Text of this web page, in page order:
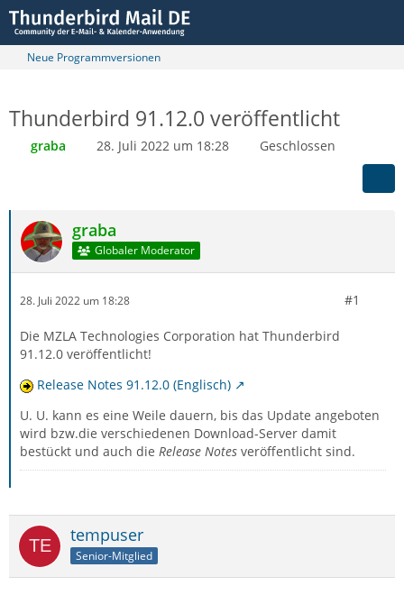
Neue Programmversionen
Thunderbird 91.12.0 veröffentlicht
graba 28. Juli 2022 um 18:28 Geschlossen
graba
Globaler Moderator
28. Juli 2022 um 18:28 #1
Die MZLA Technologies Corporation hat Thunderbird
91.12.0 veröffentlicht!
Release Notes 91.12.0 (Englisch)
U. U. kann es eine Weile dauern, bis das Update angeboten
wird bzw.die verschiedenen Download-Server damit
bestückt und auch die Release Notes veröffentlicht sind.
tempuser
Senior-Mitglied